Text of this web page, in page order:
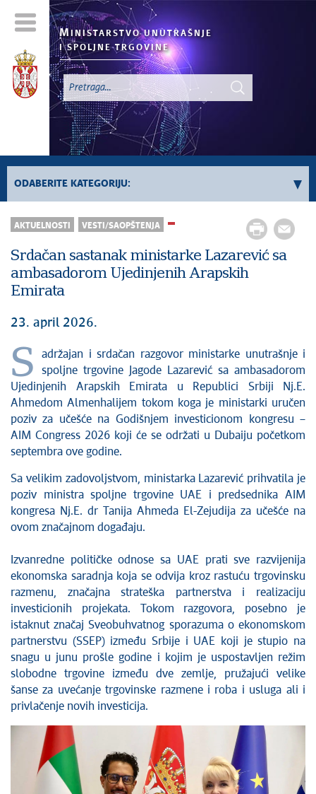
M INISTARSTVO UNUTRAŠNJE
I SPOLJNE TRGOVINE
ODABERITE KATEGORIJU:
Registar „Ne Zovi“
Sve vesti
AKTUELNOSTI VESTI/SAOPŠTENJA
Srdačan sastanak ministarke Lazarević sa
ambasadorom Ujedinjenih Arapskih
Emirata
23. april 2026.
S
adržajan i srdačan razgovor ministarke unutrašnje i
spoljne trgovine Jagode Lazarević sa ambasadorom
Ujedinjenih Arapskih Emirata u Republici Srbiji Nj.E.
Ahmedom Almenhalijem tokom koga je ministarki uručen
poziv za učešće na Godišnjem investicionom kongresu –
AIM Congress 2026 koji će se održati u Dubaiju početkom
septembra ove godine.
Sa velikim zadovoljstvom, ministarka Lazarević prihvatila je
poziv ministra spoljne trgovine UAE i predsednika AIM
kongresa Nj.E. dr Tanija Ahmeda El-Zejudija za učešće na
ovom značajnom događaju.
Izvanredne političke odnose sa UAE prati sve razvijenija
ekonomska saradnja koja se odvija kroz rastuću trgovinsku
razmenu, značajna strateška partnerstva i realizaciju
investicionih projekata. Tokom razgovora, posebno je
istaknut značaj Sveobuhvatnog sporazuma o ekonomskom
partnerstvu (SSEP) između Srbije i UAE koji je stupio na
snagu u junu prošle godine i kojim je uspostavljen režim
slobodne trgovine između dve zemlje, pružajući velike
šanse za uvećanje trgovinske razmene i roba i usluga ali i
privlačenje novih investicija.